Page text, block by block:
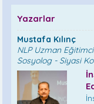
Yazarlar
Mustafa Kılınç
NLP Uzman
Sosyolog - Siyasi